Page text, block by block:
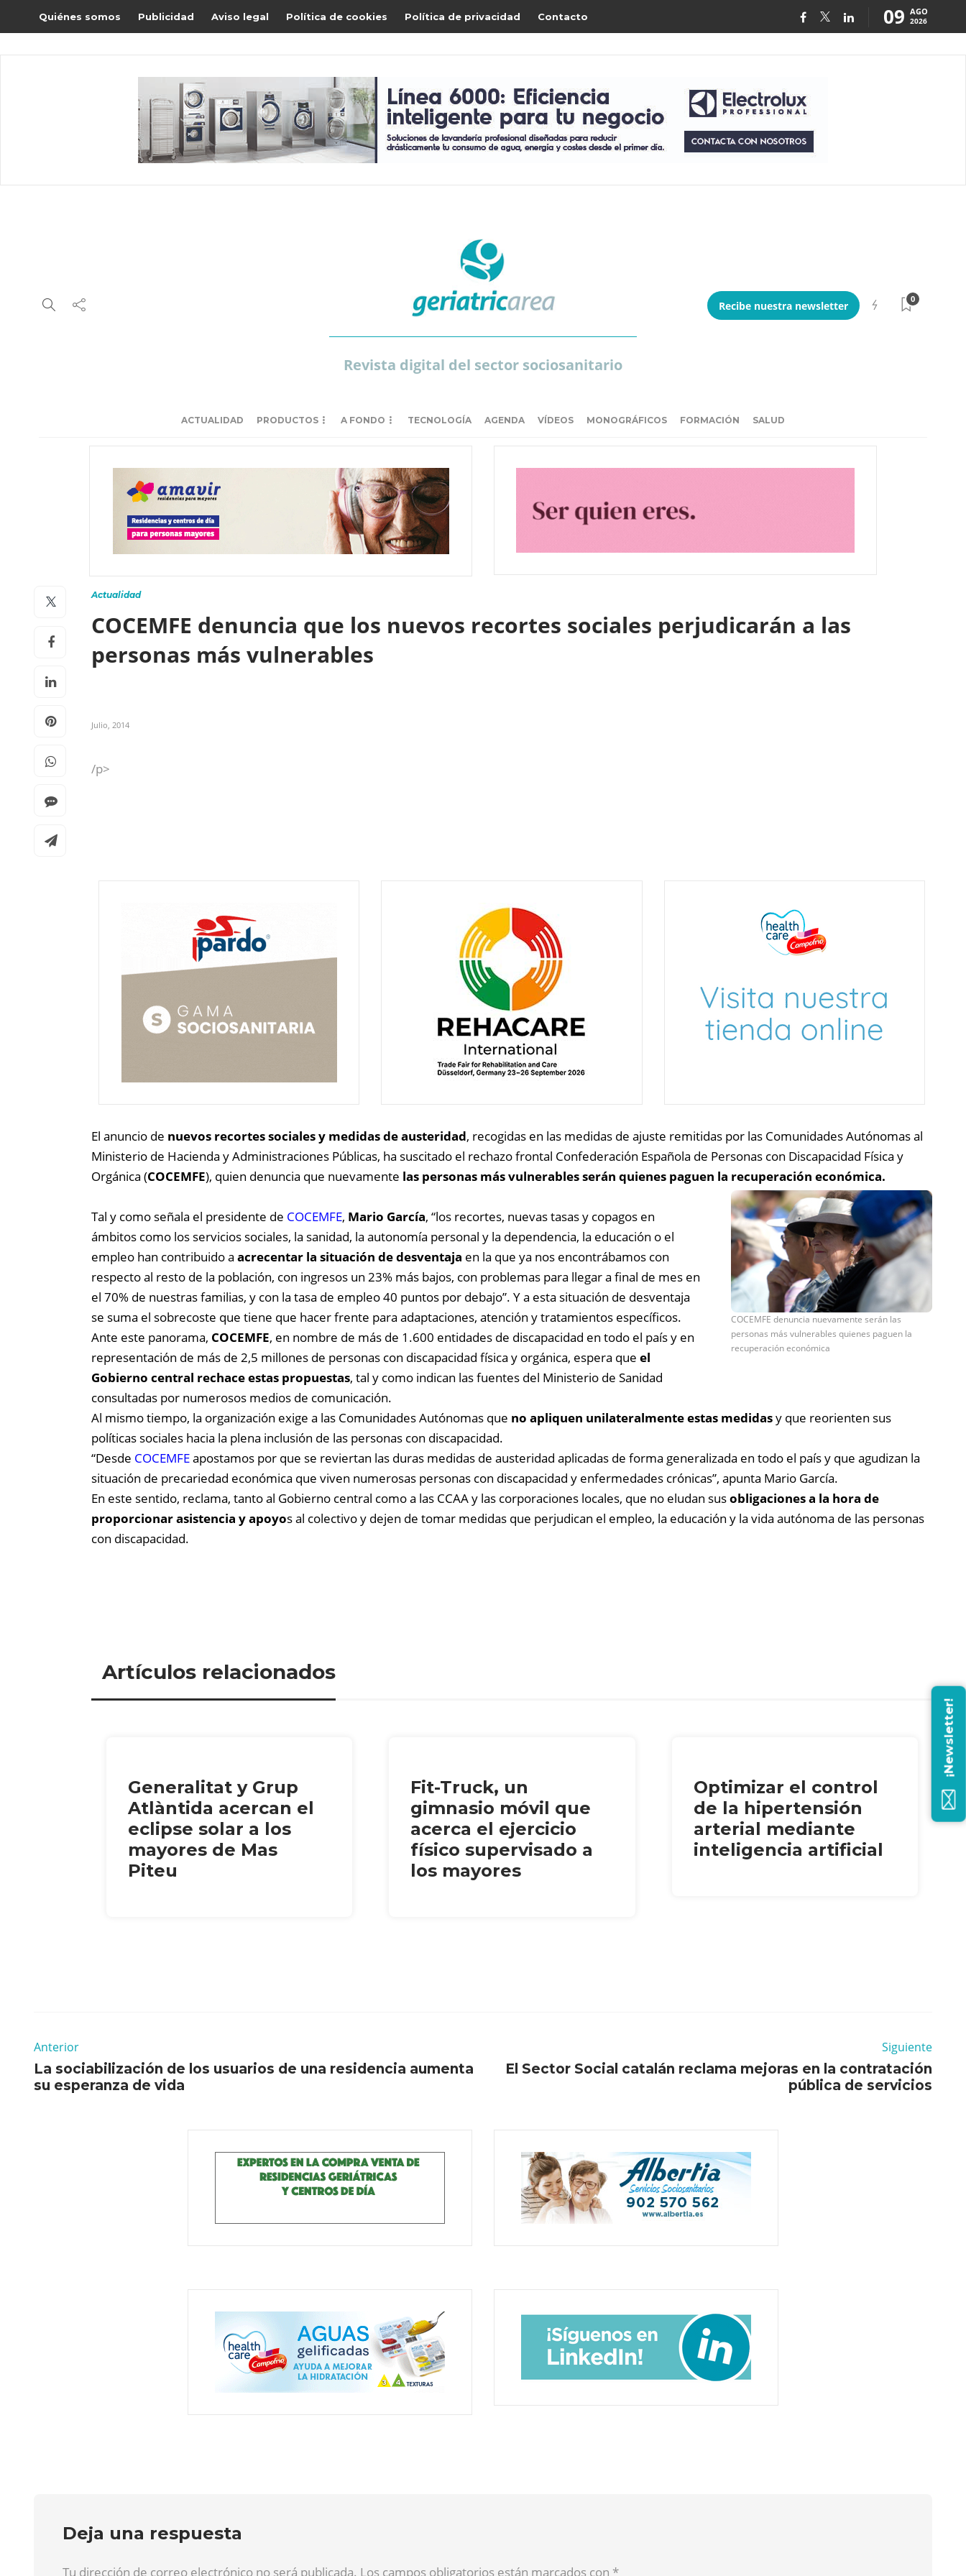
Quiénes somos Publicidad Aviso legal Política de cookies Política de privacidad Contacto 09 AGO
2026
Revista digital del sector sociosanitario
Recibe nuestra newsletter
0
ACTUALIDAD PRODUCTOS A FONDO TECNOLOGÍA AGENDA VÍDEOS MONOGRÁFICOS FORMACIÓN SALUD
Actualidad
COCEMFE denuncia que los nuevos recortes sociales perjudicarán a las
personas más vulnerables
Julio, 2014
/p>
El anuncio de nuevos recortes sociales y medidas de austeridad, recogidas en las medidas de ajuste remitidas por las Comunidades Autónomas al
Ministerio de Hacienda y Administraciones Públicas, ha suscitado el rechazo frontal Confederación Española de Personas con Discapacidad Física y
Orgánica (COCEMFE), quien denuncia que nuevamente las personas más vulnerables serán quienes paguen la recuperación económica.
COCEMFE denuncia nuevamente serán las
personas más vulnerables quienes paguen la
recuperación económica
Tal y como señala el presidente de COCEMFE, Mario García, “los recortes, nuevas tasas y copagos en
ámbitos como los servicios sociales, la sanidad, la autonomía personal y la dependencia, la educación o el
empleo han contribuido a acrecentar la situación de desventaja en la que ya nos encontrábamos con
respecto al resto de la población, con ingresos un 23% más bajos, con problemas para llegar a final de mes en
el 70% de nuestras familias, y con la tasa de empleo 40 puntos por debajo”. Y a esta situación de desventaja
se suma el sobrecoste que tiene que hacer frente para adaptaciones, atención y tratamientos específicos.
Ante este panorama, COCEMFE, en nombre de más de 1.600 entidades de discapacidad en todo el país y en
representación de más de 2,5 millones de personas con discapacidad física y orgánica, espera que el
Gobierno central rechace estas propuestas, tal y como indican las fuentes del Ministerio de Sanidad
consultadas por numerosos medios de comunicación.
Al mismo tiempo, la organización exige a las Comunidades Autónomas que no apliquen unilateralmente estas medidasy que reorienten sus
políticas sociales hacia la plena inclusión de las personas con discapacidad.
“Desde COCEMFEapostamos por que se reviertan las duras medidas de austeridad aplicadas de forma generalizada en todo el país y que agudizan la
situación de precariedad económica que viven numerosas personas con discapacidad y enfermedades crónicas”, apunta Mario García.
En este sentido, reclama, tanto al Gobierno central como a las CCAA y las corporaciones locales, que no eludan susobligaciones a la hora de
proporcionar asistencia y apoyos al colectivo y dejen de tomar medidas que perjudican el empleo, la educación y la vida autónoma de las personas
con discapacidad.
Artículos relacionados
Generalitat y Grup
Atlàntida acercan el
eclipse solar a los
mayores de Mas
Piteu
Fit-Truck, un
gimnasio móvil que
acerca el ejercicio
físico supervisado a
los mayores
Optimizar el control
de la hipertensión
arterial mediante
inteligencia artificial
Anterior
La sociabilización de los usuarios de una residencia aumenta
su esperanza de vida
Siguiente
El Sector Social catalán reclama mejoras en la contratación
pública de servicios
Deja una respuesta
Tu dirección de correo electrónico no será publicada. Los campos obligatorios están marcados con *
¡Newsletter!